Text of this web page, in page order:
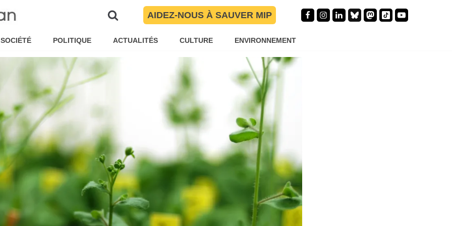
AIDEZ-NOUS À SAUVER MIP
SOCIÉTÉ POLITIQUE ACTUALITÉS CULTURE ENVIRONNEMENT
à Tautavel
Torres Société